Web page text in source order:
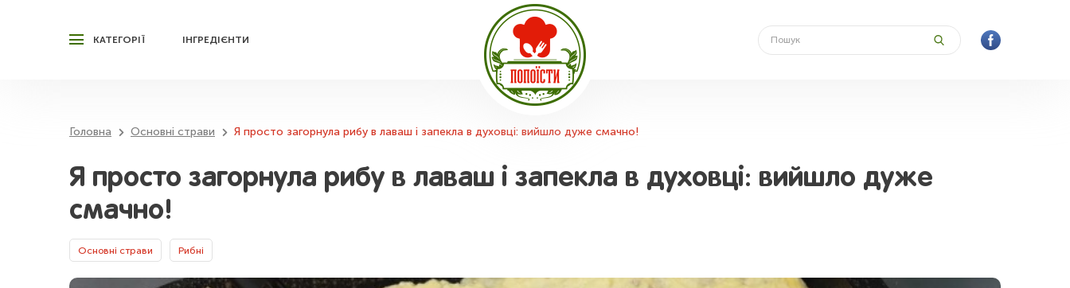
КАТЕГОРІЇ ІНГРЕДІЄНТИ
Головна Основні страви Я просто загорнула рибу в лаваш і запекла в духовці: вийшло дуже смачно!
Я просто загорнула рибу в лаваш і запекла в духовці: вийшло дуже
смачно!
Основні страви Рибні